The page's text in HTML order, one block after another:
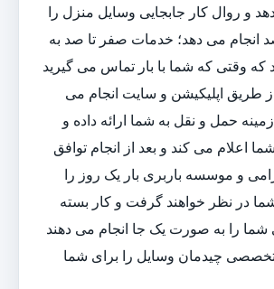
و روال کار جابجایی وسایل منزل را
انجام می دهد؛ خدمات صفر تا صد به
وقتی که شما با بار تماس می گیرید
از طریق اپلیکیشن و سایت انجام می
حمل و نقل به شما ارائه داده و
اعلام می کند و بعد از انجام توافق
و موسسه باربری بار یک روز را
در نظر خواهند گرفت و کار بسته
را به صورت یک جا انجام می دهند
چیدمان وسایل را برای شما